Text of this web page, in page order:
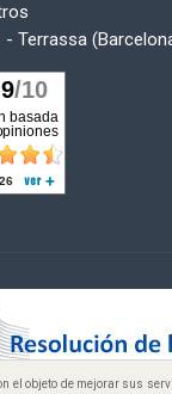
- Terrassa
el objeto de mejorar sus